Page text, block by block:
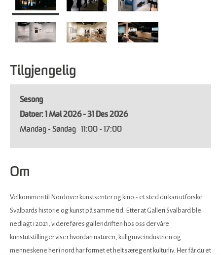
Tilgjengelig
Sesong
1 Mai 2026 - 31 Des 2026
Mandag - Søndag
11:00 - 17:00
Om
Velkommen til Nordover kunstsenter og kino - et sted du kan utforske
Svalbards historie og kunst på samme tid. Etter at Galleri Svalbard ble
nedlagt i 2021, videreføres galleridriften hos oss der våre
kunstutstillinger viser hvordan naturen, kullgruveindustrien og
menneskene her i nord har formet et helt særegent kulturliv. Her får du et